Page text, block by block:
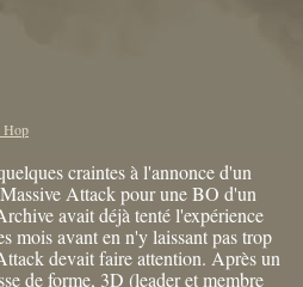
Hop
craintes à l'annonce d'un
Attack pour une BO d'un
avait déjà tenté l'expérience
mois avant en n'y laissant pas trop
devait faire attention. Après un
de forme, 3D (leader et membre